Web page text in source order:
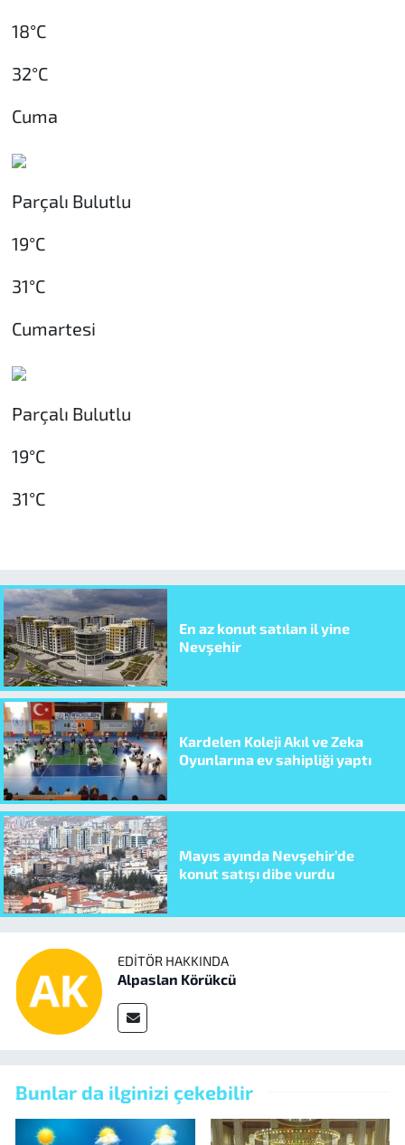
18°C
32°C
Cuma
Parçalı Bulutlu
19°C
31°C
Cumartesi
Parçalı Bulutlu
19°C
31°C
En az konut satılan il yine
Nevşehir
Kardelen Koleji Akıl ve Zeka
Oyunlarına ev sahipliği yaptı
Mayıs ayında Nevşehir’de
konut satışı dibe vurdu
EDITÖR HAKKINDA
Alpaslan Körükcü
Bunlar da ilginizi çekebilir